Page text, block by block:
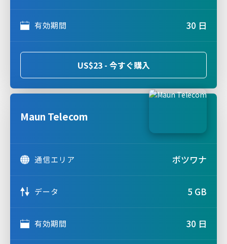
有効期間 30 日
US$23 - 今すぐ購入
Maun Telecom
通信エリア ボツワナ
データ 5 GB
有効期間 30 日